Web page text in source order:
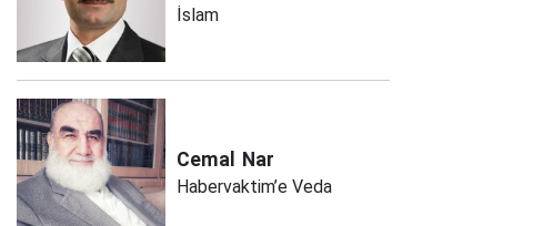
İslam
Cemal Nar
Habervaktim’e Veda